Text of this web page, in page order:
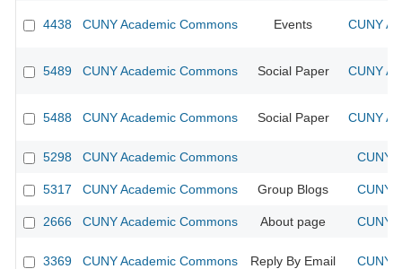
4438 CUNY Academic Commons Events CUNY
5489 CUNY Academic Commons Social Paper CUNY
5488 CUNY Academic Commons Social Paper CUNY
5298 CUNY Academic Commons CUNY
5317 CUNY Academic Commons Group Blogs CUNY
2666 CUNY Academic Commons About page CUNY
3369 CUNY Academic Commons Reply By Email CUNY